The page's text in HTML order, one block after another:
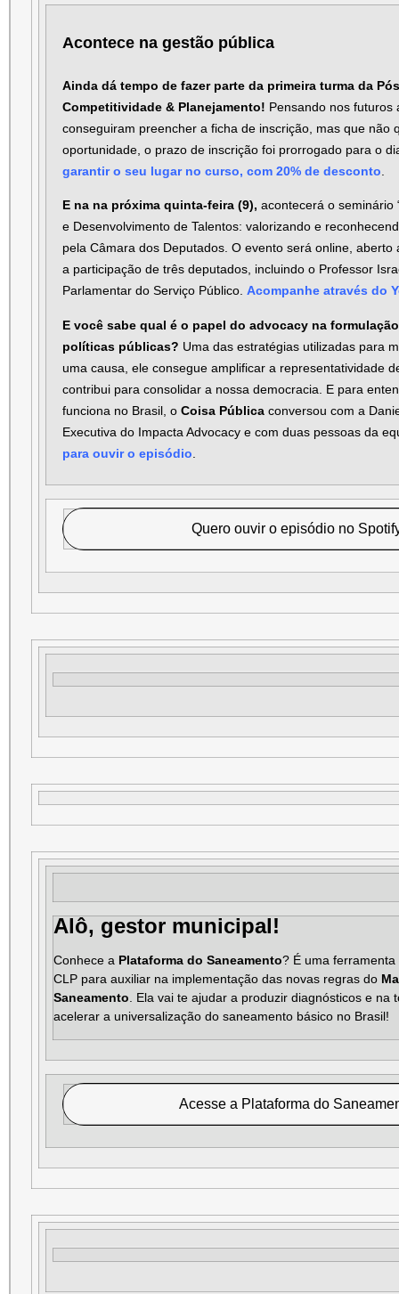
Acontece na gestão pública
Ainda dá tempo de fazer parte da primeira turma da
Competitividade & Planejamento! Pensando nos futuros
conseguiram preencher a ficha de inscrição, mas que não
oportunidade, o prazo de inscrição foi prorrogado para o
garantir o seu lugar no curso, com 20% de desconto
E na na próxima quinta-feira (9), acontecerá o seminário
e Desenvolvimento de Talentos: valorizando e
pela Câmara dos Deputados. O evento será online, aberto
a participação de três deputados, incluindo o Professor
Parlamentar do Serviço Público. Acompanhe através do
E você sabe qual é o papel do advocacy na
políticas públicas? Uma das estratégias utilizadas para
uma causa, ele consegue amplificar a representatividade
contribui para consolidar a nossa democracia. E para
funciona no Brasil, o Coisa Pública conversou com a
Executiva do Impacta Advocacy e com duas pessoas da
para ouvir o episódio
Quero ouvir o episódio no
Alô, gestor municipal!
Conhece a Plataforma do Saneamento? É uma
CLP para auxiliar na implementação das novas regras do
Saneamento. Ela vai te ajudar a produzir diagnósticos e na
acelerar a universalização do saneamento básico no Brasil!
Acesse a Plataforma do